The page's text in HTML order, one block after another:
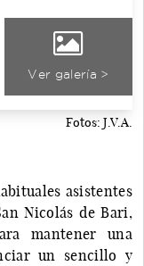
Ver galería >
Fotos: J.V.A.
asistentes
Nicolás de Bari,
mantener una
un sencillo y